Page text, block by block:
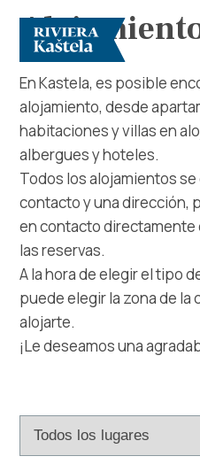
Explorar
Destino
Qué Hacer
Información
Safe in Dalmatia
En Kastela, es posible
alojamiento, desde
habitaciones y villas en
albergues y hoteles.
Todos los alojamientos
contacto y una dirección,
en contacto
las reservas.
A la hora de elegir el tipo
puede elegir la zona de la
alojarte.
¡Le deseamos una